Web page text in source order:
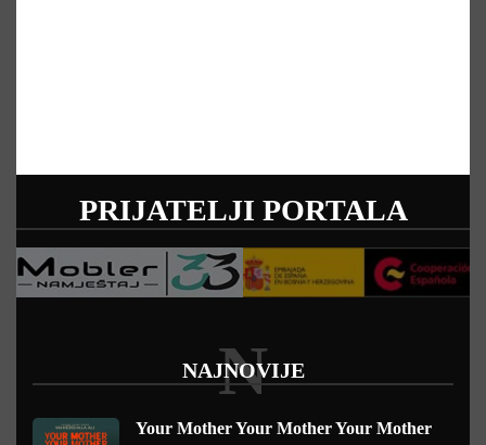
PRIJATELJI PORTALA
NAJNOVIJE
N
Your Mother Your Mother Your Mother